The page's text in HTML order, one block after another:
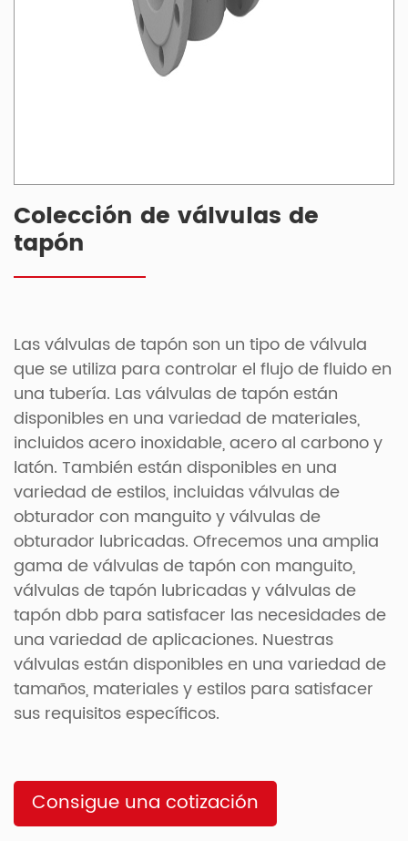
Colección de válvulas de
tapón
Las válvulas de tapón son un tipo de válvula
que se utiliza para controlar el flujo de fluido en
una tubería. Las válvulas de tapón están
disponibles en una variedad de materiales,
incluidos acero inoxidable, acero al carbono y
latón. También están disponibles en una
variedad de estilos, incluidas válvulas de
obturador con manguito y válvulas de
obturador lubricadas. Ofrecemos una amplia
gama de válvulas de tapón con manguito,
válvulas de tapón lubricadas y válvulas de
tapón dbb para satisfacer las necesidades de
una variedad de aplicaciones. Nuestras
válvulas están disponibles en una variedad de
tamaños, materiales y estilos para satisfacer
sus requisitos específicos.
Consigue una cotización